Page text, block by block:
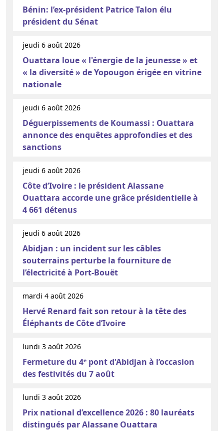
Bénin: l’ex-président Patrice Talon élu
président du Sénat
jeudi 6 août 2026
Ouattara loue « l'énergie de la jeunesse » et
« la diversité » de Yopougon érigée en vitrine
nationale
jeudi 6 août 2026
Déguerpissements de Koumassi : Ouattara
annonce des enquêtes approfondies et des
sanctions
jeudi 6 août 2026
Côte d’Ivoire : le président Alassane
Ouattara accorde une grâce présidentielle à
4 661 détenus
jeudi 6 août 2026
Abidjan : un incident sur les câbles
souterrains perturbe la fourniture de
l’électricité à Port-Bouët
mardi 4 août 2026
Hervé Renard fait son retour à la tête des
Éléphants de Côte d’Ivoire
lundi 3 août 2026
Fermeture du 4ᵉ pont d'Abidjan à l’occasion
des festivités du 7 août
lundi 3 août 2026
Prix national d’excellence 2026 : 80 lauréats
distingués par Alassane Ouattara